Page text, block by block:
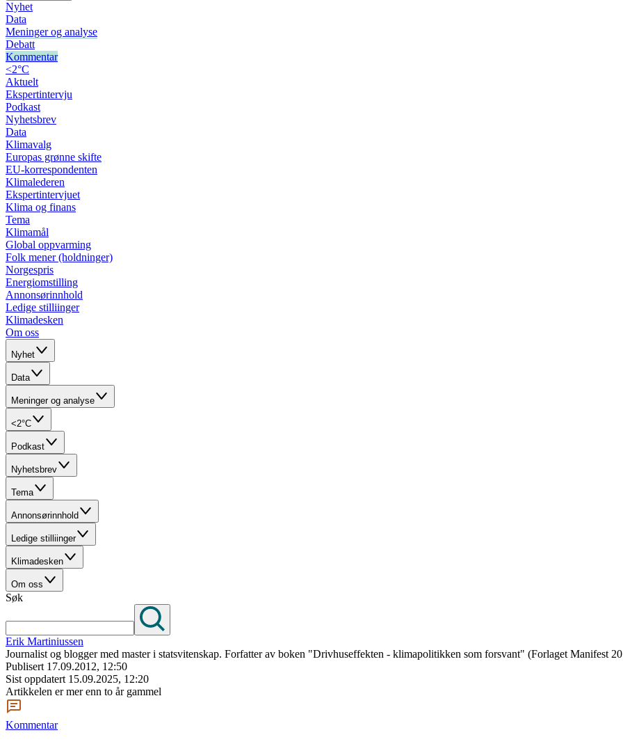
Nyhet
Data
Meninger og analyse
Debatt
Kommentar
<2°C
Aktuelt
Ekspertintervju
Podkast
Nyhetsbrev
Data
Klimavalg
Europas grønne skifte
EU-korrespondenten
Klimalederen
Ekspertintervjuet
Klima og finans
Tema
Klimamål
Global oppvarming
Folk mener (holdninger)
Norgespris
Energiomstilling
Annonsørinnhold
Ledige stilliinger
Klimadesken
Om oss
Nyhet
Data
Meninger og analyse
<2°C
Podkast
Nyhetsbrev
Tema
Annonsørinnhold
Ledige stilliinger
Klimadesken
Om oss
Søk
Erik Martiniussen
Journalist og blogger med master i statsvitenskap. Forfatter av boken "Drivhuseffekten - klimapolitikken som forsvant" (Forlaget Manifest
Publisert 17.09.2012, 12:50
Sist oppdatert 15.09.2025, 12:20
Artikkelen er mer enn to år gammel
Kommentar